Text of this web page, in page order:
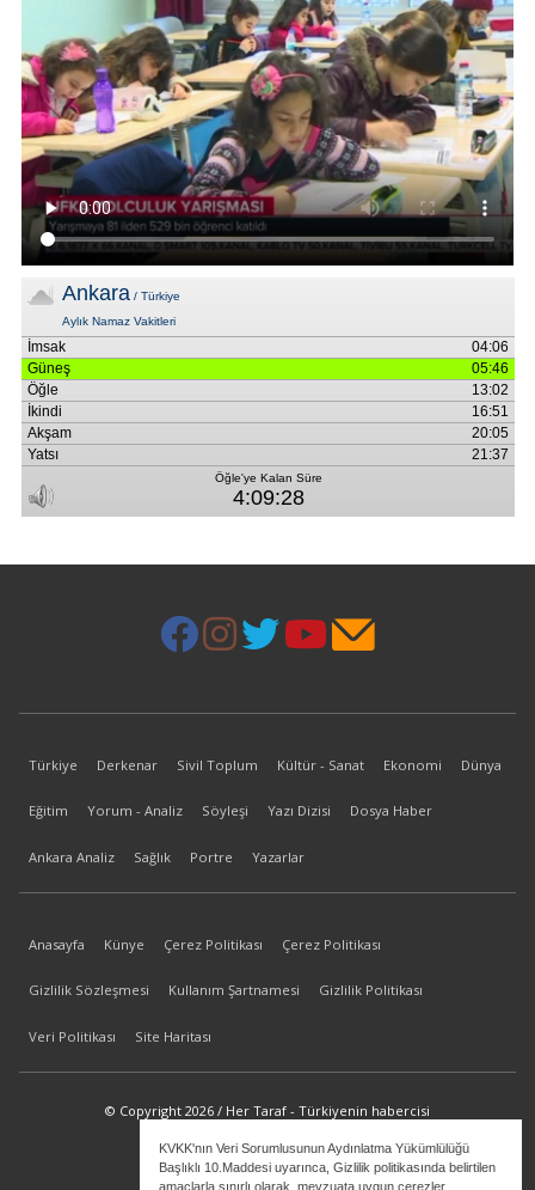
KVKK'nın Veri Sorumlusunun Aydınlatma Yükümlülüğü
Başlıklı 10.Maddesi uyarınca, Gizlilik politikasında belirtilen
amaçlarla sınırlı olarak, mevzuata uygun çerezler
Türkiye Derkenar Sivil Toplum Kültür - Sanat Ekonomi Dünya
Eğitim Yorum - Analiz Söyleşi Yazı Dizisi Dosya Haber
Ankara Analiz Sağlık Portre Yazarlar
Anasayfa Künye Çerez Politikası Çerez Politikası
Gizlilik Sözleşmesi Kullanım Şartnamesi Gizlilik Politikası
Veri Politikası Site Haritası
© Copyright 2026 / Her Taraf - Türkiyenin habercisi
bilgi@hertaraf.com